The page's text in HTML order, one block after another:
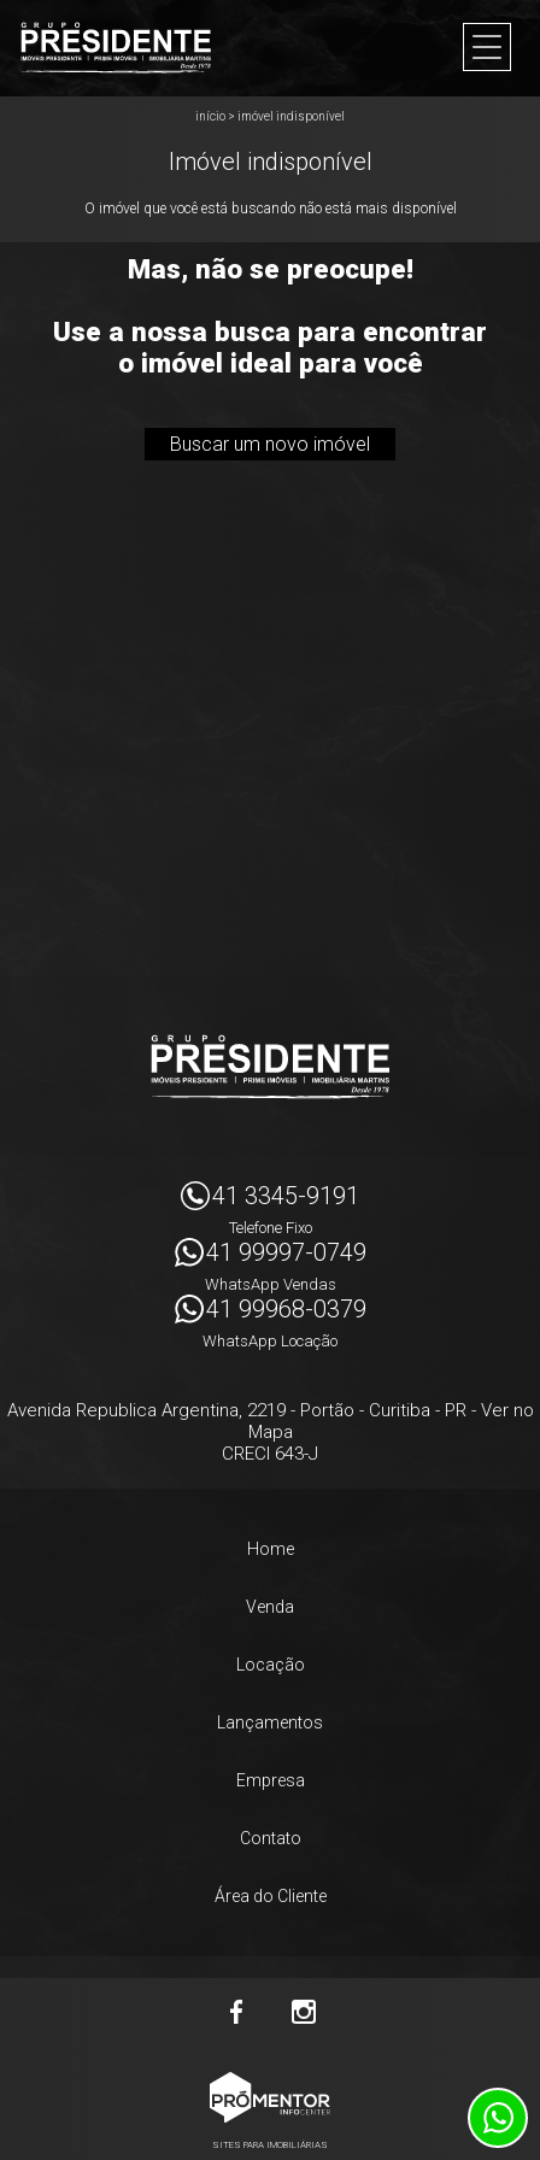
início > imóvel indisponível
Imóvel indisponível
O imóvel que você está buscando não está mais disponível
Mas, não se preocupe!
Use a nossa busca para encontrar
o imóvel ideal para você
Buscar um novo imóvel
41 3345-9191
Telefone Fixo
41 99997-0749
WhatsApp Vendas
41 99968-0379
WhatsApp Locação
Avenida Republica Argentina, 2219- Portão - Curitiba - PR- Ver no
Mapa
CRECI 643-J
Home
Venda
Locação
Lançamentos
Empresa
Contato
Área do Cliente
SITES PARA IMOBILIÁRIAS